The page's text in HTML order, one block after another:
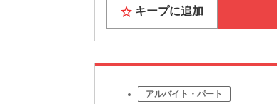
キープに追加
アルバイト・パート